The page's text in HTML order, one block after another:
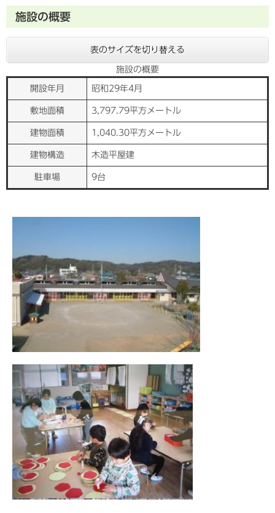
施設の概要
表のサイズを切り替える
施設の概要
開設年月 昭和29年4月
敷地面積 3,797.79平方メートル
建物面積 1,040.30平方メートル
建物構造 木造平屋建
駐車場 9台